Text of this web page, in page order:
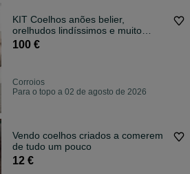
KIT Coelhos anões belier,
orelhudos lindíssimos e muito
inteligentes
100 €
Corroios
Para o topo a 02 de agosto de 2026
Vendo coelhos criados a comerem
de tudo um pouco
12 €